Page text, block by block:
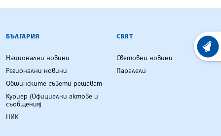
БЪЛГАРСКА ТЕЛЕГРАФНА АГЕНЦИЯ
БЪЛГАРИЯ
Национални новини
Регионални новини
Общинските съвети решават
Куриер (Официални актове и
съобщения)
ЦИК
СВЯТ
Световни новини
Паралели